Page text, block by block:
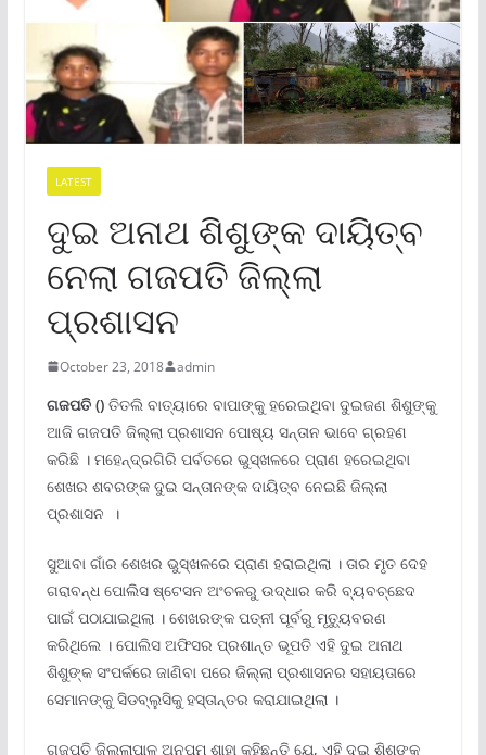
LATEST
ଦୁଇ ଅନାଥ ଶିଶୁଙ୍କ ଦାୟିତ୍ବ
ନେଲା ଗଜପତି ଜିଲ୍ଲା
ପ୍ରଶାସନ
October 23, 2018 admin
ଗଜପତି ()ତିତଲି ବାତ୍ୟାରେ ବାପାଙ୍କୁ ହରେଇଥିବା ଦୁଇଜଣ ଶିଶୁଙ୍କୁ
ଆଜି ଗଜପତି ଜିଲ୍ଲା ପ୍ରଶାସନ ପୋଷ୍ୟ ସନ୍ତାନ ଭାବେ ଗ୍ରହଣ
କରିଛି । ମହେନ୍ଦ୍ରଗିରି ପର୍ବତରେ ଭୁସ୍ଖଳରେ ପ୍ରାଣ ହରେଇଥିବା
ଶେଖର ଶବରଙ୍କ ଦୁଇ ସନ୍ତାନଙ୍କ ଦାୟିତ୍ବ ନେଇଛି ଜିଲ୍ଲା
ପ୍ରଶାସନ ।
ସୁଆବା ଗାଁର ଶେଖର ଭୁସ୍ଖଳରେ ପ୍ରାଣ ହରାଇଥିଲା । ତାର ମୃତ ଦେହ
ଗରାବନ୍ଧ ପୋଲିସ ଷ୍ଟେସନ ଅଂଚଳରୁ ଉଦ୍ଧାର କରି ବ୍ୟବଚ୍ଛେଦ
ପାଇଁ ପଠାଯାଇଥିଲା । ଶେଖରଙ୍କ ପତ୍ନୀ ପୂର୍ବରୁ ମୃତ୍ୟୁବରଣ
କରିଥିଲେ । ପୋଲିସ ଅଫିସର ପ୍ରଶାନ୍ତ ଭୂପତି ଏହି ଦୁଇ ଅନାଥ
ଶିଶୁଙ୍କ ସଂପର୍କରେ ଜାଣିବା ପରେ ଜିଲ୍ଲା ପ୍ରଶାସନର ସହାୟତାରେ
ସେମାନଙ୍କୁ ସିଡବ୍ଲୁସିକୁ ହସ୍ତାନ୍ତର କରାଯାଇଥିଲା ।
ଗଜପତି ଜିଲ୍ଲାପାଳ ଅନୁପମ ଶାହା କହିଛନ୍ତି ଯେ, ଏହି ଦୁଇ ଶିଶୁଙ୍କୁ